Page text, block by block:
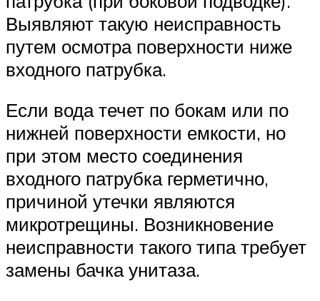
Выявляют такую неисправность
путем осмотра поверхности ниже
входного патрубка.
Если вода течет по бокам или по
нижней поверхности емкости, но
при этом место соединения
входного патрубка герметично,
причиной утечки являются
микротрещины. Возникновение
неисправности такого типа требует
замены бачка унитаза.